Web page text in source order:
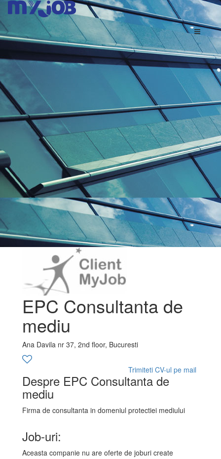
EPC Consultanta de
mediu
Ana Davila nr 37, 2nd floor, Bucuresti
Trimiteti CV-ul pe mail
Despre EPC Consultanta de
mediu
Firma de consultanta in domeniul protectiei mediului
Job-uri:
Aceasta companie nu are oferte de joburi create